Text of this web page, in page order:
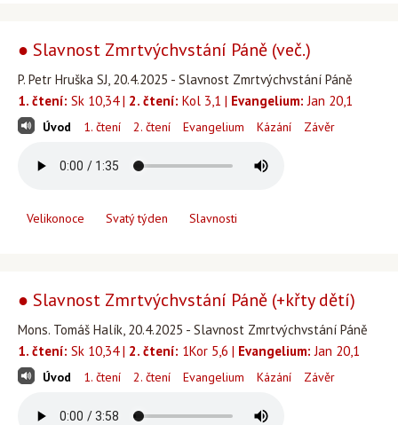
● Slavnost Zmrtvýchvstání Páně (več.)
P. Petr Hruška SJ, 20.4.2025 - Slavnost Zmrtvýchvstání Páně
1. čtení: Sk 10,34 | 2. čtení: Kol 3,1 | Evangelium: Jan 20,1
Úvod 1. čtení 2. čtení Evangelium Kázání Závěr
Velikonoce Svatý týden Slavnosti
● Slavnost Zmrtvýchvstání Páně (+křty dětí)
Mons. Tomáš Halík, 20.4.2025 - Slavnost Zmrtvýchvstání Páně
1. čtení: Sk 10,34 | 2. čtení: 1Kor 5,6 | Evangelium: Jan 20,1
Úvod 1. čtení 2. čtení Evangelium Kázání Závěr